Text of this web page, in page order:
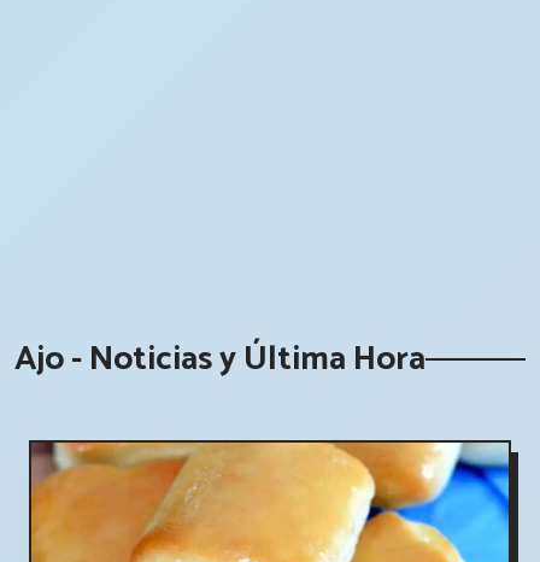
Ajo - Noticias y Última Hora